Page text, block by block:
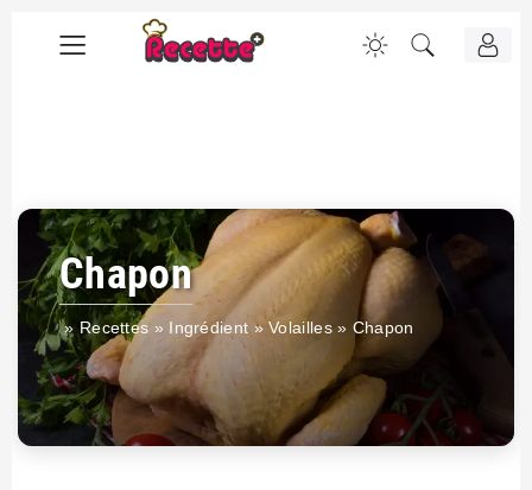
Chapon
» Recettes » Ingrédient »Volailles» Chapon